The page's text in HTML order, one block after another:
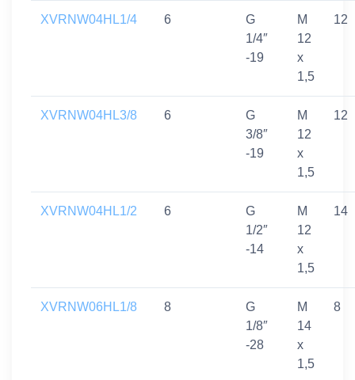
XVRNW04HL1/4 6
G
1/4″
-19
M
12
x
1,5
12
XVRNW04HL3/8 6
G
3/8″
-19
M
12
x
1,5
12
XVRNW04HL1/2 6
G
1/2″
-14
M
12
x
1,5
14
XVRNW06HL1/8 8
G
1/8″
-28
M
14
x
1,5
8